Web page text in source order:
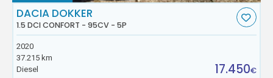
DACIA DOKKER
1.5 DCI CONFORT - 95CV - 5P
2020
37.215 km
Diesel
17.450€